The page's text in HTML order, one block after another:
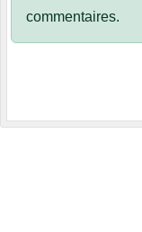
commentaires.